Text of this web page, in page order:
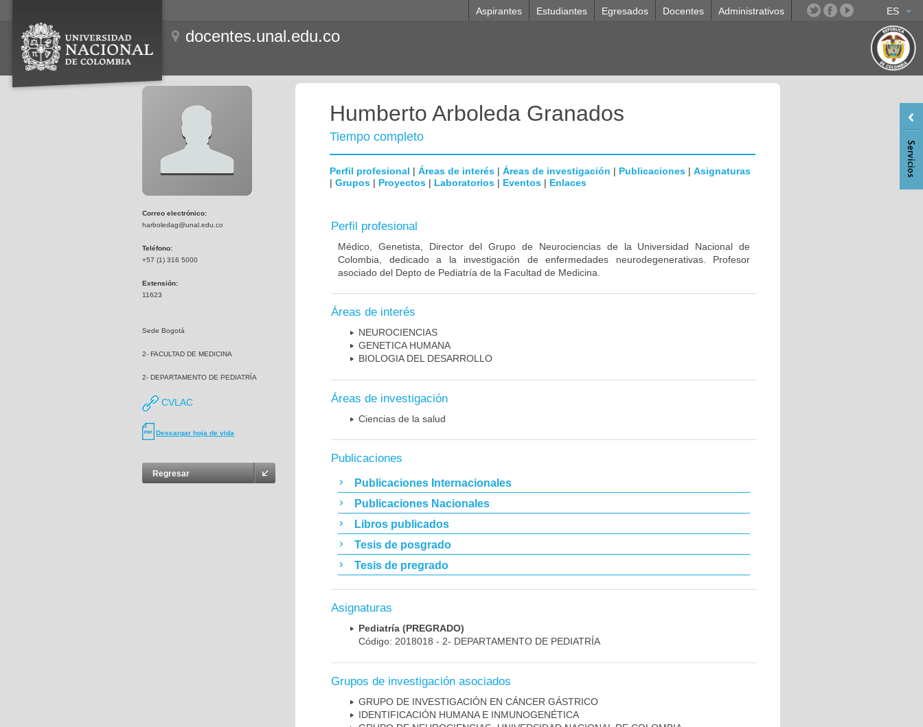
ES
Aspirantes Estudiantes Egresados Docentes Administrativos
docentes.unal.edu.co
Correo electrónico:
harboledag@unal.edu.co
Teléfono:
+57 (1) 316 5000
Extensión:
11623
Sede Bogotá
2- FACULTAD DE MEDICINA
2- DEPARTAMENTO DE PEDIATRÍA
CVLAC
Descargar hoja de vida
Regresar
Humberto Arboleda Granados
Tiempo completo
Perfil profesional | Áreas de interés | Áreas de investigación | Publicaciones | Asignaturas
| Grupos | Proyectos | Laboratorios | Eventos | Enlaces
Perfil profesional
Médico, Genetista, Director del Grupo de Neurociencias de la Universidad Nacional de
Colombia, dedicado a la investigación de enfermedades neurodegenerativas. Profesor
asociado del Depto de Pediatría de la Facultad de Medicina.
Áreas de interés
NEUROCIENCIAS
GENETICA HUMANA
BIOLOGIA DEL DESARROLLO
Áreas de investigación
Ciencias de la salud
Publicaciones
Publicaciones Internacionales
Publicaciones Nacionales
Libros publicados
Tesis de posgrado
Tesis de pregrado
Asignaturas
Pediatría (PREGRADO)
Código: 2018018 - 2- DEPARTAMENTO DE PEDIATRÍA
Grupos de investigación asociados
GRUPO DE INVESTIGACIÓN EN CÁNCER GÁSTRICO
IDENTIFICACIÓN HUMANA E INMUNOGENÉTICA